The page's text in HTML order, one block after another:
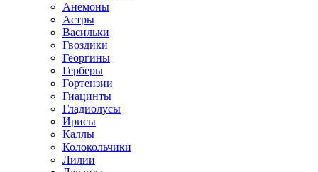
Анемоны
Астры
Васильки
Гвоздики
Георгины
Герберы
Гортензии
Гиацинты
Гладиолусы
Ирисы
Каллы
Колокольчики
Лилии